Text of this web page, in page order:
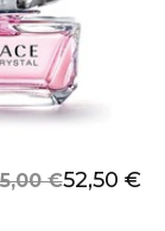
52,50 €
€